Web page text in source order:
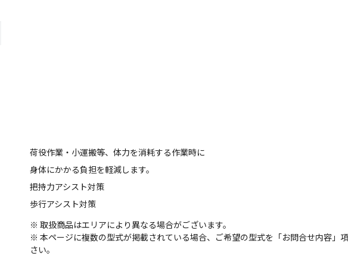
荷役作業・小運搬等、体力を消耗する作業時に
身体にかかる負担を軽減します。
把持力アシスト対策
歩行アシスト対策
※ 取扱商品はエリアにより異なる場合がございます。
※ 本ページに複数の型式が掲載されている場合、ご希望の型式を「お問合せ内容」
さい。